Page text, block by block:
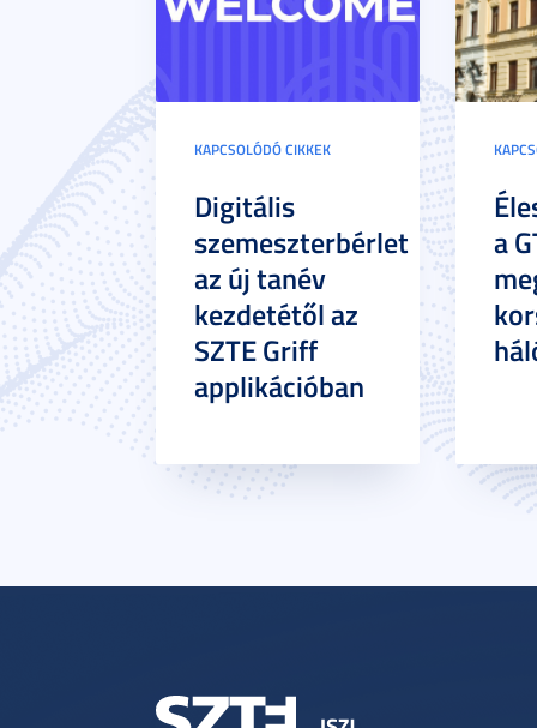
KAPCSOLÓDÓ CIKKEK
Digitális
szemeszterbérlet
az új tanév
kezdetétől az
SZTE Griff
applikációban
a